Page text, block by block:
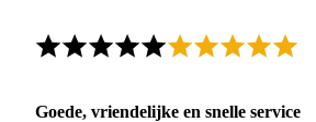
Goede, vriendelijke en snelle service